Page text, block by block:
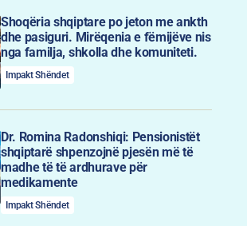
Shoqëria shqiptare po jeton me ankth
dhe pasiguri. Mirëqenia e fëmijëve nis
nga familja, shkolla dhe komuniteti.
Impakt Shëndet
Dr. Romina Radonshiqi: Pensionistët
shqiptarë shpenzojnë pjesën më të
madhe të të ardhurave për
medikamente
Impakt Shëndet